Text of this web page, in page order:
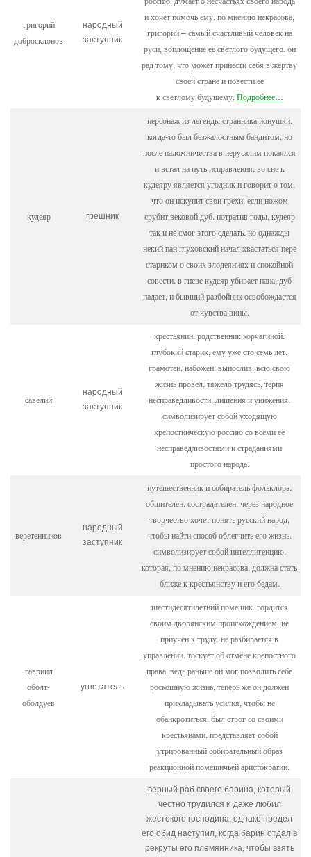
григорий
добросклонов
народный
заступник
и хочет помочь ему. по мнению некрасова,
григорий – самый счастливый человек на
руси, воплощение её светлого будущего. он
рад тому, что может принести себя в жертву
своей стране и повести ее
ксветломубудущему.Подробнее…
кудеяр грешник
персонаж из легенды странника ионушки.
когда-то был безжалостным бандитом, но
после паломничества в иерусалим покаялся
и встал на путь исправления. во сне к
кудеяру является угодник и говорит о том,
что он искупит свои грехи, если ножом
срубит вековой дуб. потратив годы, кудеяр
так и не смог этого сделать. но однажды
некий пан глуховский начал хвастаться пере
стариком о своих злодеяниях и спокойной
совести. в гневе кудеяр убивает пана, дуб
падает, и бывший разбойник освобождается
от чувства вины.
савелий
народный
заступник
крестьянин. родственник корчагиной.
глубокий старик, ему уже сто семь лет.
грамотен. набожен. вынослив. всю свою
жизнь провёл, тяжело трудясь, терпя
несправедливости, лишения и унижения.
символизирует собой уходящую
крепостническую россию со всеми её
несправедливостями и страданиями
простого народа.
веретенников
народный
заступник
путешественник и собиратель фольклора.
общителен. сострадателен. через народное
творчество хочет понять русский народ,
чтобы найти способ облегчить его жизнь.
символизирует собой интеллигенцию,
которая, по мнению некрасова, должна стать
ближе к крестьянству и его бедам.
гавриил
оболт-
оболдуев
угнетатель
шестидесятилетний помещик. гордится
своим дворянским происхождением. не
приучен к труду. не разбирается в
управлении. тоскует об отмене крепостного
права, ведь раньше он мог позволить себе
роскошную жизнь, теперь же он должен
прикладывать усилия, чтобы не
обанкротиться. был строг со своими
крестьянами. представляет собой
утрированный собирательный образ
реакционной помещичьей аристократии.
верный раб своего барина, который
честно трудился и даже любил
жестокого господина. однако предел
его обид наступил, когда барин отдал в
рекруты его племянника, чтобы взять